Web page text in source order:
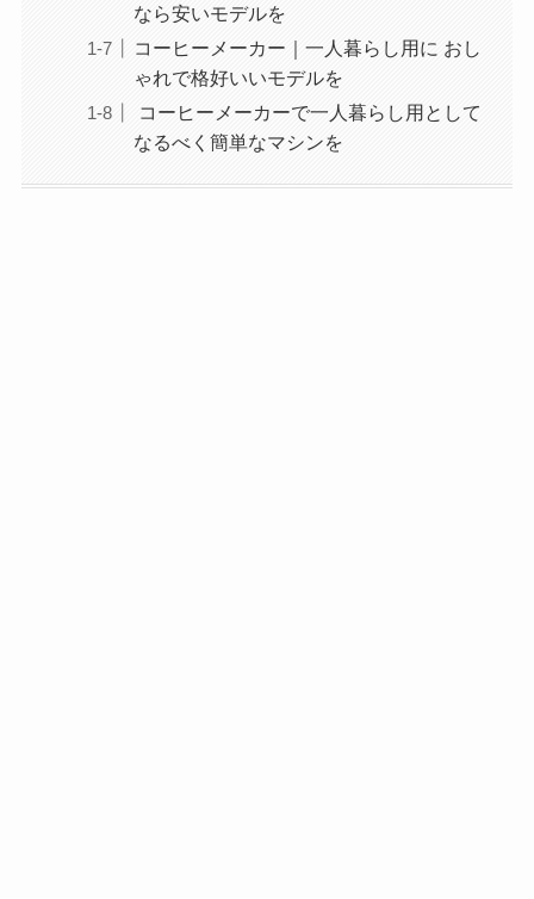
なら安いモデルを
コーヒーメーカー｜一人暮らし用に おし
ゃれで格好いいモデルを
コーヒーメーカーで一人暮らし用として
なるべく簡単なマシンを